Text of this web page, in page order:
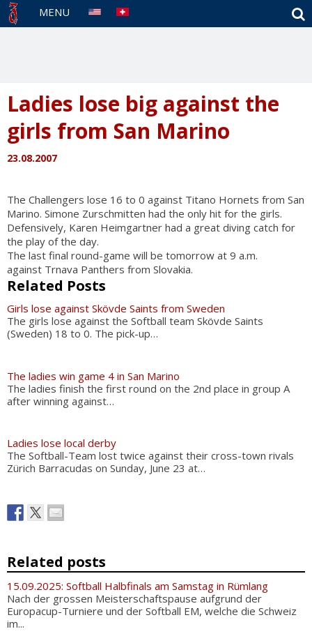
MENU
Ladies lose big against the
girls from San Marino
23.08.2007
The Challengers lose 16 to 0 against Titano Hornets from San
Marino. Simone Zurschmitten had the only hit for the girls.
Defensively, Karen Heimgartner had a great diving catch for
the play of the day.
The last final round-game will be tomorrow at 9 a.m.
against Trnava Panthers from Slovakia.
Related Posts
Girls lose against Skövde Saints from Sweden
The girls lose against the Softball team Skövde Saints
(Sweden) 18 to 0. The pick-up…
The ladies win game 4 in San Marino
The ladies finish the first round on the 2nd place in group A
after winning against…
Ladies lose local derby
The Softball-Team lost twice against their cross-town rivals
Zürich Barracudas on Sunday, June 23 at…
Related posts
15.09.2025: Softball Halbfinals am Samstag in Rümlang
Nach der grossen Meisterschaftspause aufgrund der
Europacup-Turniere und der Softball EM, welche die Schweiz
im...